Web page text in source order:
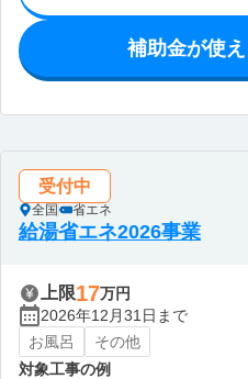
補助金が使
受付中
全国 省エネ
給湯省エネ2026事業
上限17万円
2026年12月31日まで
お風呂
その他
対象工事の例